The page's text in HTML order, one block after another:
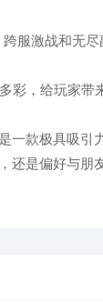
激战和无尽
，给玩家带来
一款极具吸引
还是偏好与朋